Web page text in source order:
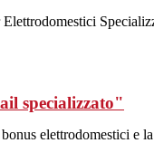
specializzato"
elettrodomestici e